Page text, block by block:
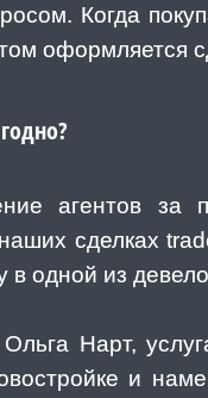
Когда
оформляется
агентов
сделках
одной из
Нарт,
и